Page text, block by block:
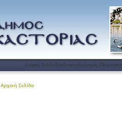
Αρχική ΣελίδαΣύνδεσμοιΧρήσιμες
Αρχική Σελίδα